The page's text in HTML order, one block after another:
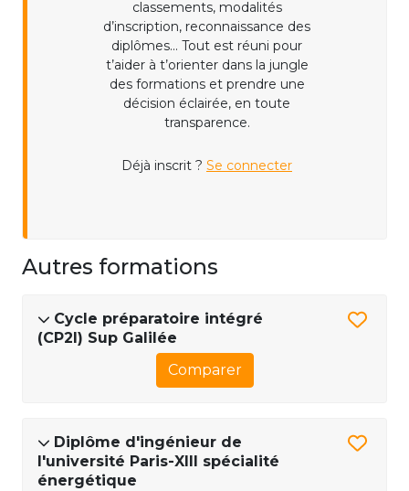
classements, modalités
d’inscription, reconnaissance des
diplômes... Tout est réuni pour
t’aider à t’orienter dans la jungle
des formations et prendre une
décision éclairée, en toute
transparence.
Déjà inscrit ? Se connecter
Autres formations
Cycle préparatoire intégré
(CP2I) Sup Galilée
Comparer
Diplôme d'ingénieur de
l'université Paris-XIII spécialité
énergétique